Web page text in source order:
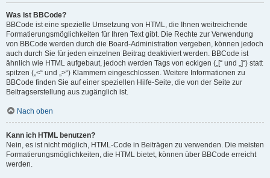
Was ist BBCode?
BBCode ist eine spezielle Umsetzung von HTML, die Ihnen weitreichende
Formatierungsmöglichkeiten für Ihren Text gibt. Die Rechte zur Verwendung
von BBCode werden durch die Board-Administration vergeben, können jedoch
auch durch Sie für jeden einzelnen Beitrag deaktiviert werden. BBCode ist
ähnlich wie HTML aufgebaut, jedoch werden Tags von eckigen („[“ und „]“) statt
spitzen („<“ und „>“) Klammern eingeschlossen. Weitere Informationen zu
BBCode finden Sie auf einer speziellen Hilfe-Seite, die von der Seite zur
Beitragserstellung aus zugänglich ist.
Nach oben
Kann ich HTML benutzen?
Nein, es ist nicht möglich, HTML-Code in Beiträgen zu verwenden. Die meisten
Formatierungsmöglichkeiten, die HTML bietet, können über BBCode erreicht
werden.